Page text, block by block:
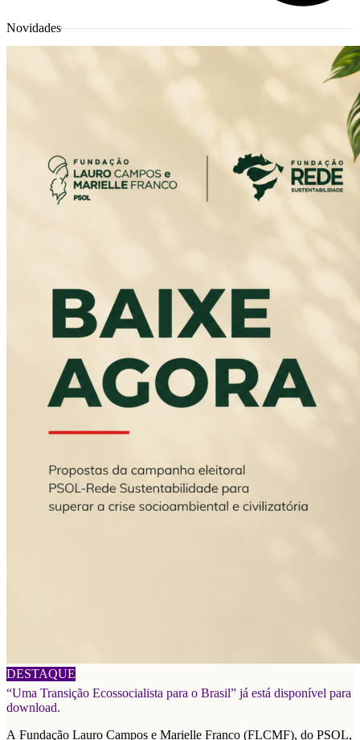
Novidades
DESTAQUE
06/08/2026
“Uma Transição Ecossocialista para o Brasil” já está disponível para
download.
A Fundação Lauro Campos e Marielle Franco (FLCMF), do PSOL,